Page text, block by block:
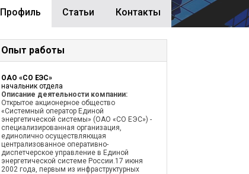
Профиль Cтатьи Контакты
Опыт работы
ОАО «СО ЕЭС»
начальник отдела
Описание деятельности компании:
Открытое акционерное общество
«Системный оператор Единой
энергетической системы» (ОАО «СО ЕЭС») -
специализированная организация,
единолично осуществляющая
централизованное оперативно-
диспетчерское управление в Единой
энергетической системе России.17 июня
2002 года, первым из инфраструктурных